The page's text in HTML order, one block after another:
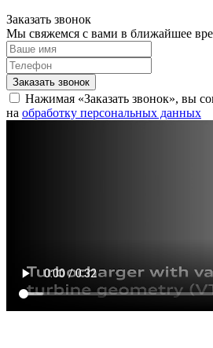
Заказать звонок
Мы свяжемся с вами в ближайшее
Нажимая «Заказать звонок», вы
на обработку персональных данных